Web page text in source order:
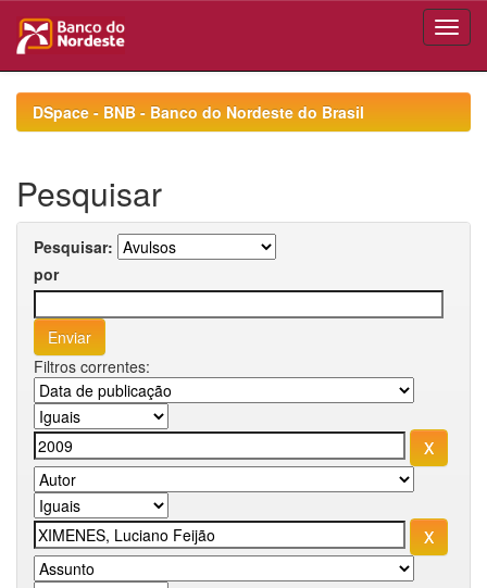
navigationDSpace - BNB - Banco do Nordeste do Brasil
Pesquisar
Pesquisar:
por
Filtros correntes: